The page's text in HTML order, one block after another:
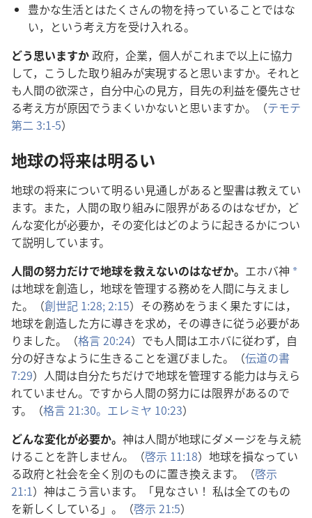
豊かな生活とはたくさんの物を持っていることではな
い，という考え方を受け入れる。
どう思いますか政府， 企業， 個人がこれまで以 上に協力
して，こうした取り組みが実現すると思いますか。それと
も人間の欲深さ， 自分中心の見方， 目先の利益を優先させ
る考え方が原因でうまくいかないと思いますか。（テモテ
第二 3:1-5）
地球の将来は明るい
地球の将来について明るい見通しがあると聖書は教えてい
ます。また， 人間の取り組みに限界があるのはなぜか，ど
んな変化が必要か，その変化はどのように起きるかについ
て説明しています。
人間の努力だけで地球を救えないのはなぜか。 エホバ神 a
は地球を創造し， 地球を管理する務めを人間に与えまし
た。（創世記 1:28;2:15）その務めをうまく 果たすには，
地球を創造した方に導きを求め，その導きに従う必要があ
りました。（格言20:24）でも人間はエホバに従わず， 自
分の好きなように生きることを選びました。（伝道の書
7:29） 人間は自分たちだけで地球を管理する能力は与えら
れていません。ですから人間の努力には限界があるので
す。（格言21:30。 エレミヤ 10:23）
どんな変化が必要か。 神は人間が地球にダメージを与え続
けることを許しません。（啓示 11:18） 地球を損なってい
る政府と社会を全く 別のものに置き換えます。（啓示
21:1） 神はこう言います。「見なさい！ 私は全てのもの
を新しくしている」。（啓示 21:5）